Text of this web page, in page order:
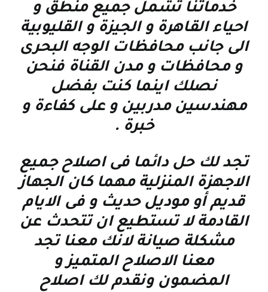
خدماتنا تشمل جميع منطق و
احياء القاهرة و الجيزة و القليوبية
الى جانب محافظات الوجه البحرى
و محافظات و مدن القناة فنحن
نصلك اينما كنت بفضل
مهندسين مدربين و على كفاءة و
خبرة .
تجد لك حل دائما فى اصلاح جميع
الاجهزة المنزلية مهما كان الجهاز
قديم أو موديل حديث و فى الايام
القادمة لا تستطيع ان تتحدث عن
مشكلة صيانة لانك معنا تجد
معنا الاصلاح المتميز و
المضمون ونقدم لك اصلاح